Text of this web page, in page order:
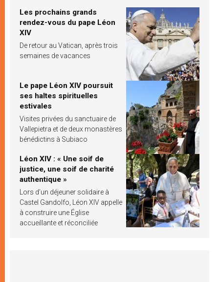
Les prochains grands
rendez-vous du pape Léon
XIV
De retour au Vatican, après trois
semaines de vacances
Le pape Léon XIV poursuit
ses haltes spirituelles
estivales
Visites privées du sanctuaire de
Vallepietra et de deux monastères
bénédictins à Subiaco
Léon XIV : « Une soif de
justice, une soif de charité
authentique »
Lors d’un déjeuner solidaire à
Castel Gandolfo, Léon XIV appelle
à construire une Église
accueillante et réconciliée